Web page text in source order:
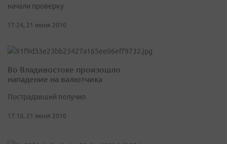
начали проверку
17:24, 21 июня 2010
Во Владивостоке произошло
нападение на валютчика
Пострадавший получил
17:10, 21 июня 2010